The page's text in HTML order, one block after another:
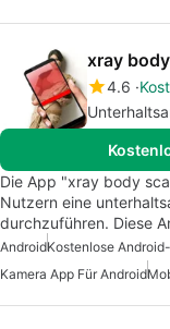
xray
4.6
Die App "xray body
Nutzern eine
durchzuführen. Diese
AndroidKostenlose
Kamera App Für Android